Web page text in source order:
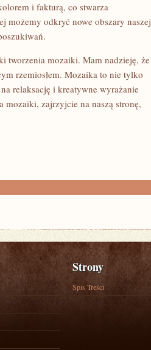
i fakturą, co stwarza
możemy odkryć nowe obszary naszej⁢
tworzenia mozaiki. Mam ‍nadzieję, że
rzemiosłem. ‍Mozaika to​ nie tylko
relaksację i kreatywne wyrażanie
mozaiki,⁢ zajrzyjcie ‍na naszą stronę,
Strony
Spis Treści